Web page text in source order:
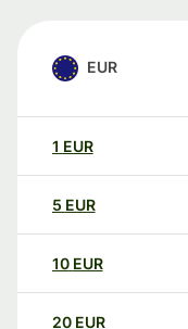
EUR
1 EUR
5 EUR
10 EUR
20 EUR